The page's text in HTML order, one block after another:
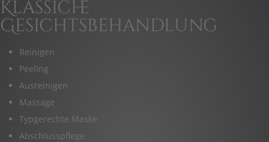
Klassiche
Gesichtsbehandlung
Reinigen
Peeling
Ausreinigen
Massage
Typgerechte Maske
Abschlusspflege